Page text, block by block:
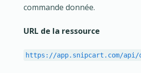
commande donnée.
URL de la ressource
https://app.snipcart.com/